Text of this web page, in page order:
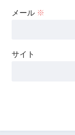
メール ※
サイト